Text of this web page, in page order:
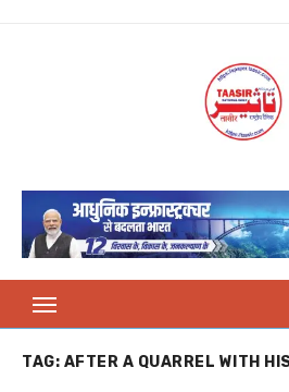
TAG: AFTER A QUARREL WITH